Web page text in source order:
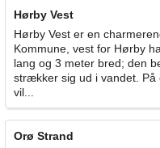
Hørby Vest
Hørby Vest er en
Kommune, vest for Hørby
lang og 3 meter bred; den
strækker sig ud i vandet. På
vil...
Orø Strand